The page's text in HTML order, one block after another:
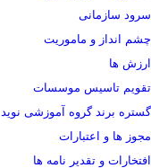
سرود سازمانی
چشم انداز و ماموریت
ارزش ها
تقویم تاسیس موسسات
گستره برند گروه آموزشی نوید
مجوز ها و اعتبارات
افتخارات و تقدیر نامه ها